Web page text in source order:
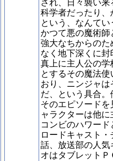
され、日々襲い
科学者だったり
という、なんて
かつて悪の魔術
強大なちからの
なく地下深くに
真上に主人公の
とするその魔法
おり、ニンジャ
だ、という具合
そのエピソード
ャラクターは他
コンビのハワー
ロードキャスト
話、放送部の人
オはタブレット